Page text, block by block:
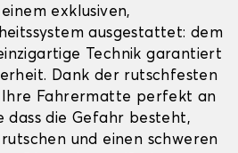
exklusiven,
ausgestattet: dem
Technik garantiert
Dank der rutschfesten
Fahrermatte perfekt an
dass die Gefahr besteht,
und einen schweren